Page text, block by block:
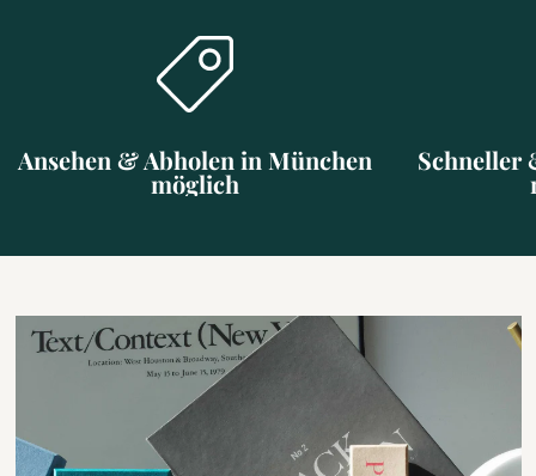
Ansehen & Abholen in München
möglich
Schneller